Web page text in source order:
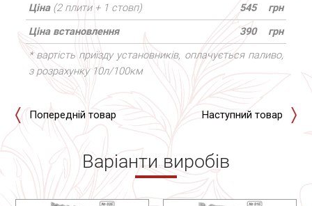
Ціна (2 плити + 1 стовп) 545
грн
Ціна встановлення
390
грн
* вартість приїзду установників, оплачується паливо,
з розрахунку 10л/100км
Попередній товар Наступний товар
Варіанти виробів